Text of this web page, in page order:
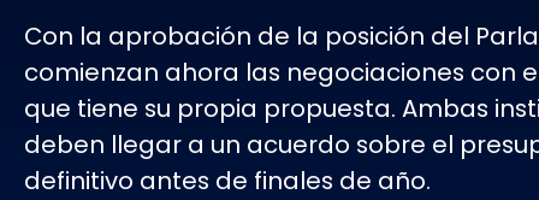
Con la aprobación de la posición del
comienzan ahora las negociaciones con
que tiene su propia propuesta. Ambas
deben llegar a un acuerdo sobre el
definitivo antes de finales de año.